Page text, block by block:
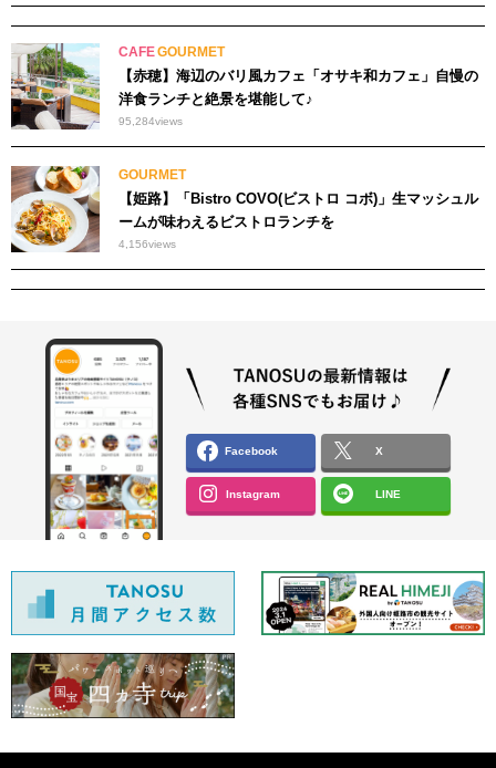
CAFEGOURMET
【赤穂】海辺のバリ風カフェ「オサキ和カフェ」自慢の
洋食ランチと絶景を堪能して♪
95,284views
GOURMET
【姫路】「Bistro COVO(ビストロ コボ)」生マッシュル
ームが味わえるビストロランチを
4,156views
Facebook X
Instagram LINE